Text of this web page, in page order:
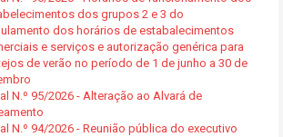
dos grupos 2 e 3 do
dos horários de estabalecimentos
e serviços e autorização genérica para
de verão no período de 1 de junho a 30 de
N.º 95/2026 - Alteração ao Alvará de
N.º 94/2026 - Reunião pública do executivo